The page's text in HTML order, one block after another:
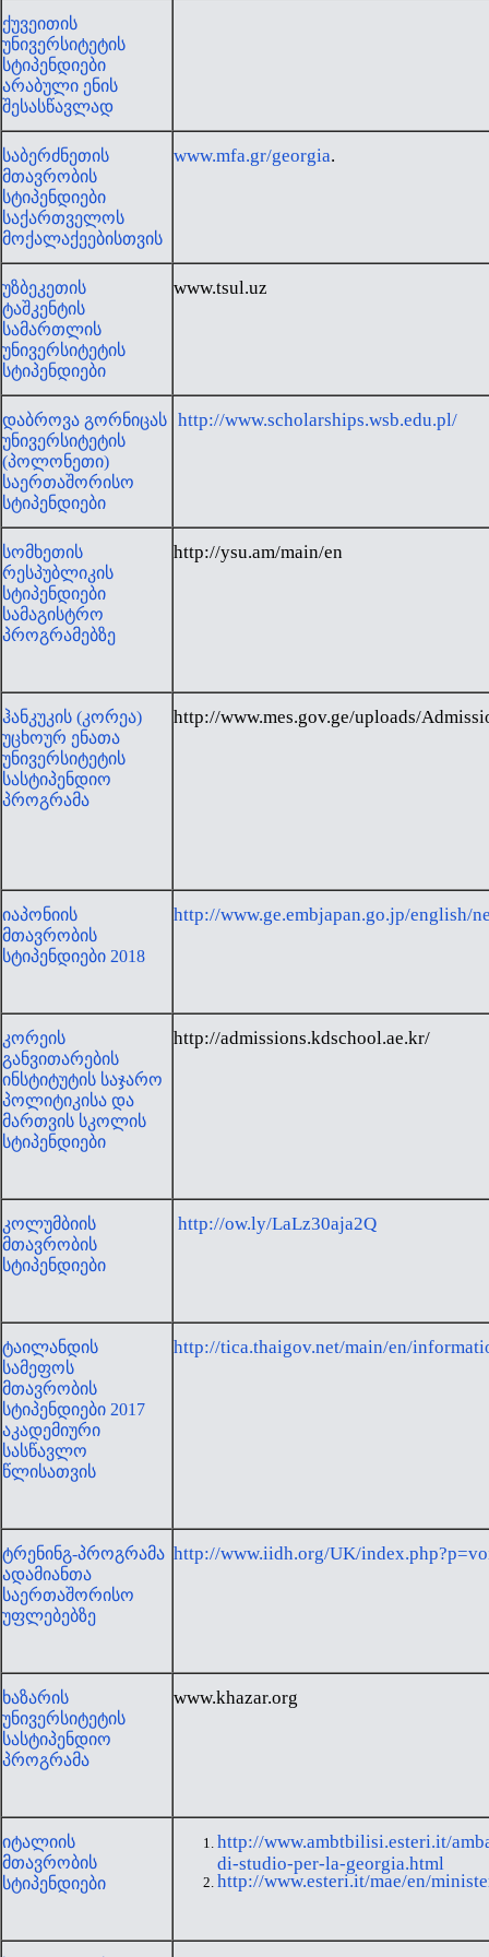
ქუვეითის
უნივერსიტეტის
სტიპენდიები
არაბული ენის
შესასწავლად
საბერძნეთის
მთავრობის
სტიპენდიები
საქართველოს
მოქალაქეებისთვის
www.mfa.gr/georgia.
უზბეკეთის
ტაშკენტის
სამართლის
უნივერსიტეტის
სტიპენდიები
www.tsul.uz
დაბროვა გორნიცას
უნივერსიტეტის
(პოლონეთი)
საერთაშორისო
სტიპენდიები
http://www.scholarships.wsb.edu.pl/
სომხეთის
რესპუბლიკის
სტიპენდიები
სამაგისტრო
პროგრამებზე
http://ysu.am/main/en
ჰანკუკის (კორეა)
უცხოურ ენათა
უნივერსიტეტის
სასტიპენდიო
პროგრამა
http://www.mes.gov.ge/uploads/
იაპონიის
მთავრობის
სტიპენდიები 2018
http://www.ge.embjapan.go.jp/english/
კორეის
განვითარების
ინსტიტუტის საჯარო
პოლიტიკისა და
მართვის სკოლის
სტიპენდიები
http://admissions.kdschool.ae.kr/
კოლუმბიის
მთავრობის
სტიპენდიები
http://ow.ly/LaLz30aja2Q
ტაილანდის
სამეფოს
მთავრობის
სტიპენდიები 2017
აკადემიური
სასწავლო
წლისათვის
http://tica.thaigov.net/main/en/
ტრენინგ-პროგრამა
ადამიანთა
საერთაშორისო
უფლებებზე
http://www.iidh.org/UK/
ხაზარის
უნივერსიტეტის
სასტიპენდიო
პროგრამა
www.khazar.org
იტალიის
მთავრობის
სტიპენდიები
http://www.ambtbilisi.esteri.it/
di-studio-per-la-georgia.html
http://www.esteri.it/mae/en/